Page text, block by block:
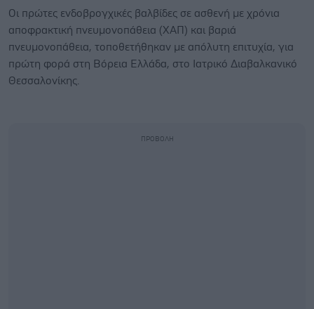
Οι πρώτες ενδοβρογχικές βαλβίδες σε ασθενή με χρόνια
αποφρακτική πνευμονοπάθεια (ΧΑΠ) και βαριά
πνευμονοπάθεια, τοποθετήθηκαν με απόλυτη επιτυχία, για
πρώτη φορά στη Βόρεια Ελλάδα, στο Ιατρικό Διαβαλκανικό
Θεσσαλονίκης.